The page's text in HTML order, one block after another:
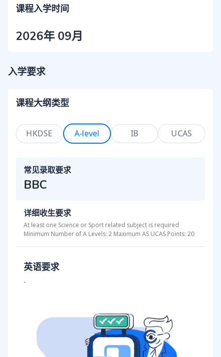
课程入学时间
2026年 09月
入学要求
课程大纲类型
HKDSE A-level IB UCAS
常见录取要求
BBC
详细收生要求
At least one Science or Sport related subject is required
Minimum Number of A Levels: 2 Maximum AS UCAS Points: 20
英语要求
-